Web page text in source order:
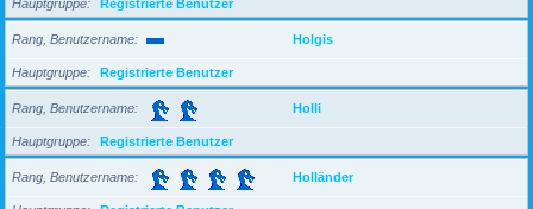
Hauptgruppe Registrierte Benutzer
Rang, Benutzername Holgis
Hauptgruppe Registrierte Benutzer
Rang, Benutzername Holli
Hauptgruppe Registrierte Benutzer
Rang, Benutzername Holländer